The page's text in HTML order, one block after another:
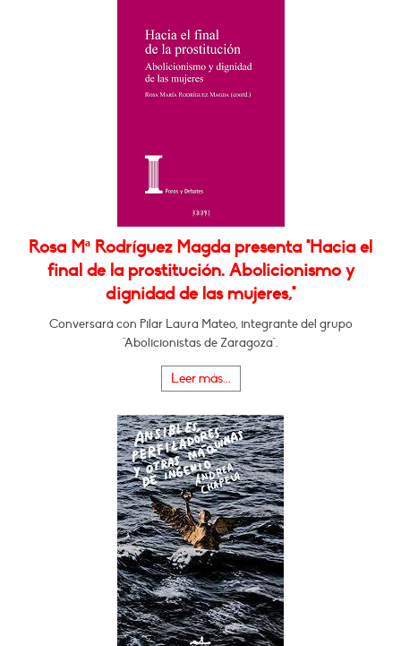
Rosa Mª Rodríguez Magda presenta "Hacia el
final de la prostitución. Abolicionismo y
dignidad de las mujeres,"
Conversará con Pilar Laura Mateo, integrante del grupo
"Abolicionistas de Zaragoza".
Leer más...